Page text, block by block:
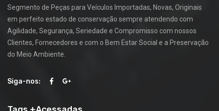
Segmento de Peças para Veículos Importadas, Novas, Originais
em perfeito estado de conservação sempre atendendo com
Agilidade, Segurança, Seriedade e Compromisso com nossos
Clientes, Fornecedores e com o Bem Estar Social e a Preservação
do Meio Ambiente.
Siga-nos: